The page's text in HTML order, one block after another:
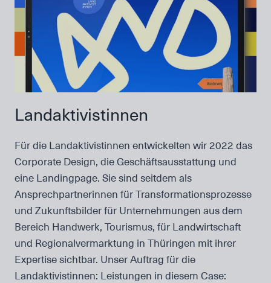
Landaktivist­innen
Für die Landaktivistinnen entwickelten wir 2022 das
Corporate Design, die Geschäftsausstattung und
eine Landingpage. Sie sind seitdem als
Ansprechpartnerinnen für Transformationsprozesse
und Zukunftsbilder für Unternehmungen aus dem
Bereich Handwerk, Tourismus, für Landwirtschaft
und Regionalvermarktung in Thüringen mit ihrer
Expertise sichtbar. Unser Auftrag für die
Landaktivistinnen: Leistungen in diesem Case: